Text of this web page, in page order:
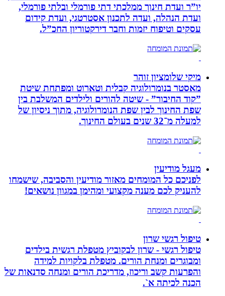
יו”ר ועדת חינוך ממלכתי דתי פורמלי ובלתי פורמלי,
ועדת הנהלה, ועדה לתכנון אסטרטגי, ועדת קידום
עסקים וטיפוח יזמות וחבר דירקטוריון החכ”ל.
מיקי שלומציון זוהר
מאסטר בנומרולוגיה קבלית וטארוט ומפתחת שיטת
”קוד החיבור” - שיטה להורים ולילדים המשלבת בין
שפת החינוך לבין שפת הנומרולוגיה, מתוך ניסיון של
למעלה מ־32 שנים בעולם החינוך.
מעגל מודיעין
לפניכם כל המומחים מאזור מודיעין והסביבה, שישמחו
להעניק לכם מענה מקצועי ומהימן במגוון נושאים!
טיפול רגשי שרון
טיפול רגשי - שרון לבקוביץ מטפלת רגשית בילדים
ומבוגרים ומנחת הורים. מטפלת בלקויות למידה
והפרעות קשב וריכוז, מדריכת הורים ומנחה סדנאות של
הכנה לכיתה א`.